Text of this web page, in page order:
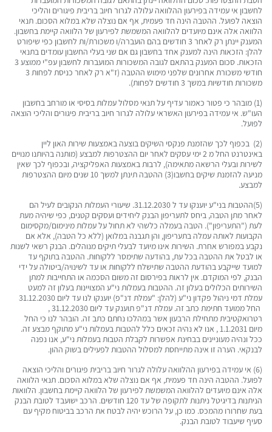
לחשבון אי עמידה בפירעון ההלוואה עלולה לגרור חיוב בריבית פיגורים והליכי
הוצאה לפועל. ההטבה הינה חד פעמית, אף אם נוצלה שלא במלוא הסכום. תנאי
הלוואה אלה אינם מיועדים להלוואה המשמשת לפירעון של הלוואה קיימת בחשבון.
המענק יינתן רק לאחר 3 חודשים בהם הועברה/ו משכורת/ות לחשבון כפי שיפורט
להלן: הזכאות הינה למענק אחד בחשבון גם אם שני בעלי החשבון עומדים בתנאי
הזכאות. סכום המענק בהתאם לגובה המשכורות המועברות לחשבון עפ"י ממוצע 3
חודשי משכורת אחרונים שלפני מימוש ההטבה (ז"א רק לאחר כניסת לפחות 3
משכורות חודשיות במשך 3 חודשים לפחות).
(1) מובהר כי פטור כאמור עדיף על תנאי מסלול עמלות בסיסי או מורחב בחשבון
העו"ש. אי עמידה בפירעון האשראי עלולה לגרור חיוב בריבית פיגורים והליכי הוצאה
לפועל.
(2) בכפוף לכך שהזמנת פנקסי השיקים בוצעה באמצעות שירות האון ליין
באינטרנט החל מ 2 ימי עסקים לאחר יום ההצטרפות למבצע (מותנה בהיותנו מנויים
לשירות ובעלי הרשאה מתאימה), לרבות באמצעות האפליקציה, ובכפוף לכך שאין
מניעה להזמנת שיקים בחשבו(3) ההטבה תינתן למשך 10 שנים מיום ההצטרפות
למבצע.
(5)ההטבות בני"ע יוענקו עד ל 31.12.2030. שיעורי העמלות הנקובים לעיל הם
לאחר מתן הטבה, ביחס לתעריפון הבנק ליחידים ועסקים קטנים, כפי שיהיה מעת
לעת ("התעריפון"). הטבה בעמלה כלשהי לא תחול על עמלות מינימום/מקסימום
הקבועות לאותה עמלה בתעריפון, והן תגבנה במלואן (ללא כל הטבה), אלא אם
נקבע במפורש אחרת. השירות אינו מיועד לבעלי תיקים מנוהלים. הבנק רשאי לשנות
או לבטל את ההטבה בכל עת, בהודעה שתימסר ללקוחות. ההטבה בתוקף עד
למועד שייקבע בהודעת ההטבה שתישלח ללקוחות או עד לשינויה/ביטולה על ידי
הבנק, לפי המוקדם. אין לראות בפירסום זה משום הסכמה או התחייבות למתן
השירותים הכלולים בעלון זה. ההטבות בעמלות ני"ע המצויינות בעלון זה למעט
עמלת דמי ניהול פקדון ני"ע (להלן: "עמלת דנ"פ) יוענקו לנו עד ליום 31.12.2030
החל ממועד חתימת כתב זה. עמלת דנ"פ תוענק עד ליום 31.12.2030 ,
רטרואקטיבית מתחילת הרבעון אשר במהלכו נחתם כתב זה. הובהר לנו כי החל
מיום 1.1.2031 , אנו לא נהיה זכאים כלל להטבות בעמלות ני"ע מתוקף מבצע זה.
ככל ונהיה מעוניינים בבחינת אפשרות לקבלת הטבות בעמלות ני"ע, אנו נפנה
לבנקאי. הערה זו אינה מתייחסת למסלול ההטבות לפעילים בשוק ההון.
(6) אי עמידה בפירעון ההלוואה עלולה לגרור חיוב בריבית פיגורים והליכי הוצאה
לפועל. ההטבה הינה חד פעמית, אף אם נוצלה שלא במלוא הסכום. תנאי הלוואה
אלה אינם מיועדים להלוואה המשמשת לפירעון של הלוואה קיימת בחשבון. הלוואות
הניתנות בדיגיטל ניתנות לתקופה של עד 120 חודשים. הרכב ישועבד לטובת הבנק
בעת שחרורו מהמכס. כמו כן, על הרוכש יהיה לבטח את הרכב בביטוח מקיף עם
סעיף שיעבוד לטובת הבנק.